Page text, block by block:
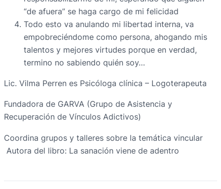
“de afuera” se haga cargo de mi felicidad
Todo esto va anulando mi libertad interna, va
empobreciéndome como persona, ahogando mis
talentos y mejores virtudes porque en verdad,
termino no sabiendo quién soy…
Lic. Vilma Perren es Psicóloga clínica – Logoterapeuta
Fundadora de GARVA (Grupo de Asistencia y
Recuperación de Vínculos Adictivos)
Coordina grupos y talleres sobre la temática vincular
Autora del libro: La sanación viene de adentro